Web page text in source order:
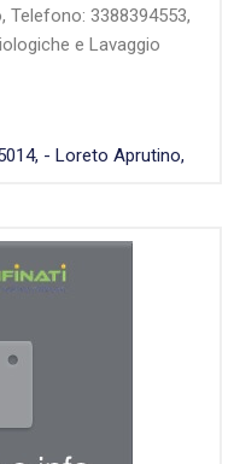
3388394553,
e Lavaggio
- Loreto Aprutino,